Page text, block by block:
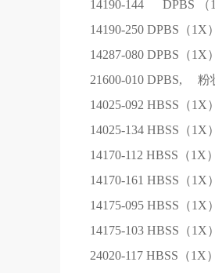
14190-144
DPBS
14190-250 DPBS（1X
14287-080 DPBS（1X
21600-010 DPBS, 粉
14025-092 HBSS（1X
14025-134 HBSS（1X
14170-112 HBSS（1X
14170-161 HBSS（1X
14175-095 HBSS（1X
14175-103 HBSS（1X
24020-117 HBSS（1X